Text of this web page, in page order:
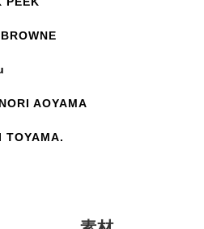
AOYAMA
TOYAMA.